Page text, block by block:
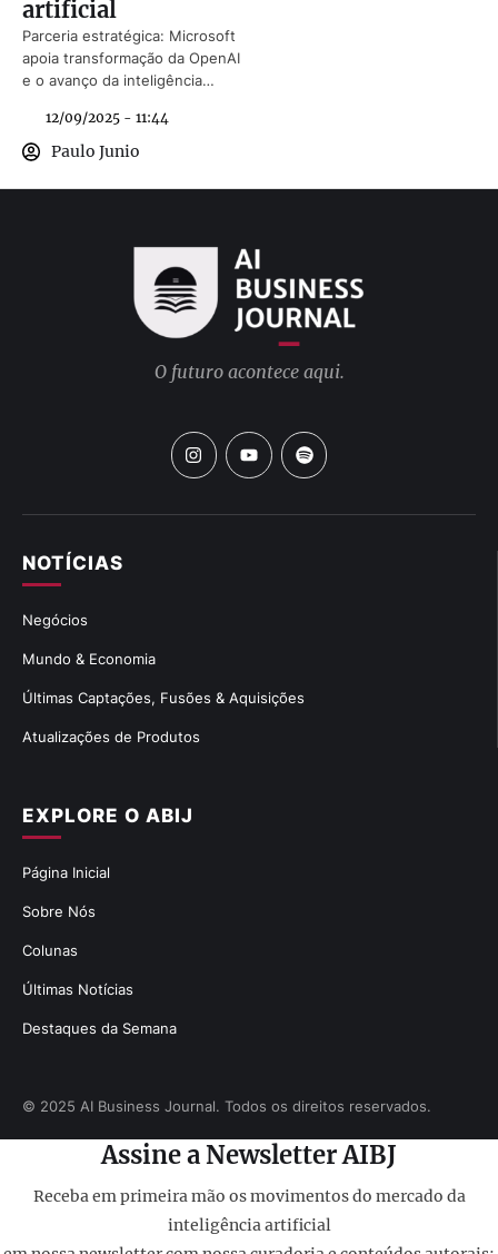
artificial
Parceria estratégica: Microsoft
apoia transformação da OpenAI
e o avanço da inteligência
12/09/2025 - 11:44
Paulo Junio
EXPLORE O ABIJ
Página Inicial
Sobre Nós
Colunas
Últimas Notícias
Destaques da Semana
NOTÍCIAS
Negócios
Mundo & Economia
Últimas Captações, Fusões & Aquisições
Atualizações de Produtos
O futuro acontece aqui.
© 2025 AI Business Journal. Todos os direitos reservados.
Assine a Newsletter AIBJ
Receba em primeira mão os movimentos do mercado da
inteligência artificial